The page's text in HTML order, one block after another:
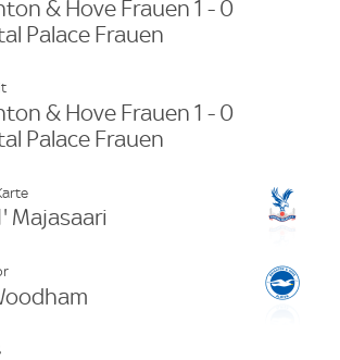
& Hove Frauen 1 - 0
Palace Frauen
& Hove Frauen 1 - 0
Palace Frauen
Majasaari